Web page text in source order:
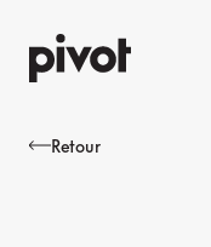
au
contenu
Retour